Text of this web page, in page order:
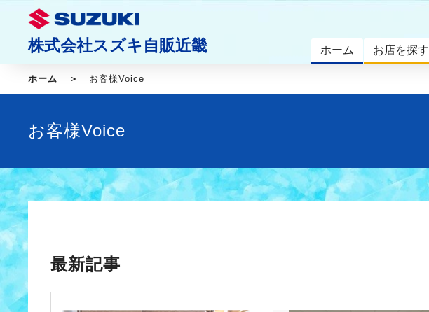
株式会社スズキ自販近畿 ホーム お店を探す
ホーム お客様Voice
お客様Voice
最新記事